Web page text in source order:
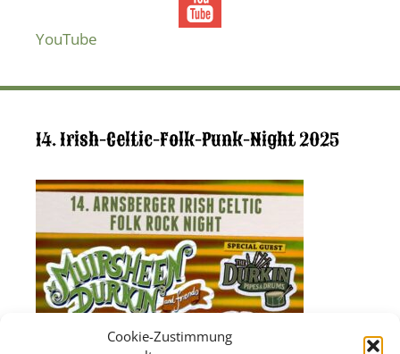
Cookie-Zustimmung
YouTube
14. Irish-Celtic-Folk-Punk-Night 2025